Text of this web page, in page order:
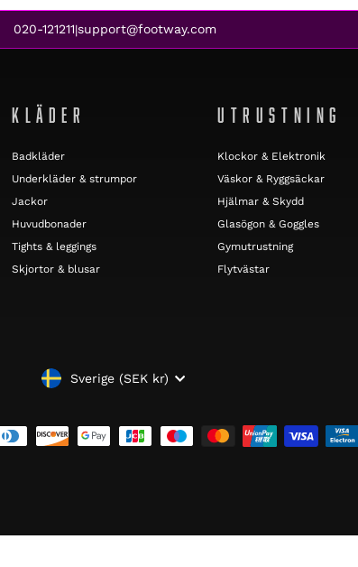
020-121211|support@footway.com
KLÄDER
Badkläder
Underkläder & strumpor
Jackor
Huvudbonader
Tights & leggings
Skjortor & blusar
UTRUSTNING
Klockor & Elektronik
Väskor & Ryggsäckar
Hjälmar & Skydd
Glasögon & Goggles
Gymutrustning
Flytvästar
VALUTA
Sverige (SEK kr)